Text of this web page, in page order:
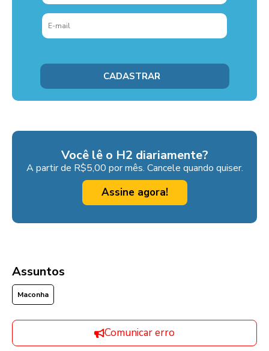
Você lê o H2 diariamente?
A partir de R$5,00 por mês. Cancele quando quiser.
Assine agora!
Assuntos
Maconha
Comunicar erro